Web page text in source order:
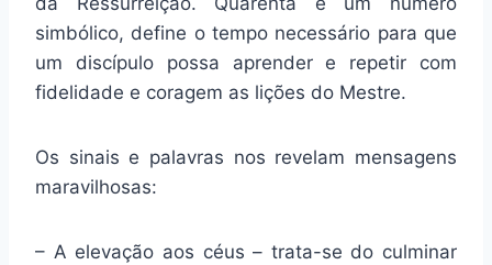
simbólico, define o tempo necessário para que
um discípulo possa aprender e repetir com
fidelidade e coragem as lições do Mestre.
Os sinais e palavras nos revelam mensagens
maravilhosas:
– A elevação aos céus – trata-se do culminar